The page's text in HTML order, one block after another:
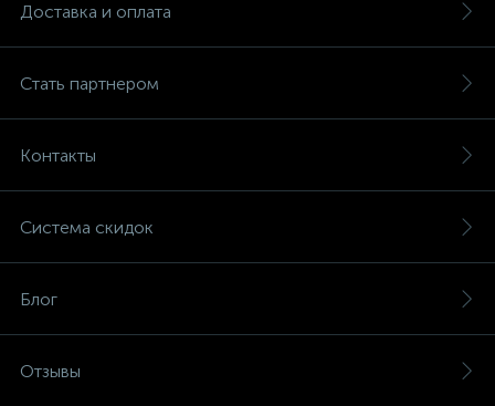
Доставка и оплата
Стать партнером
Контакты
Система скидок
Блог
Отзывы